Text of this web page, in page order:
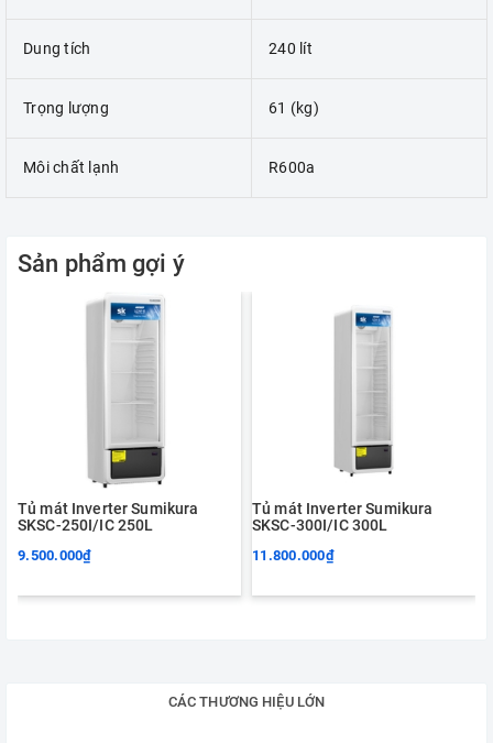
Dung tích 240 lít
Trọng lượng 61 (kg)
Môi chất lạnh R600a
Sản phẩm gợi ý
Tủ mát Inverter Sumikura
SKSC-250I/IC 250L
9.500.000₫
Tủ mát Inverter Sumikura
SKSC-300I/IC 300L
11.800.000₫
CÁC THƯƠNG HIỆU LỚN